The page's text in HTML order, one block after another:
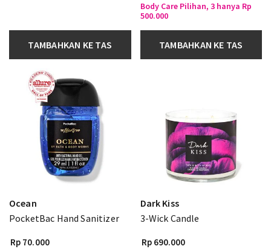
TAMBAHKAN KE TAS
Body Care Pilihan, 3 hanya Rp
500.000
TAMBAHKAN KE TAS
Ocean
PocketBac Hand Sanitizer
Rp 70.000
Dark Kiss
3-Wick Candle
Rp 690.000